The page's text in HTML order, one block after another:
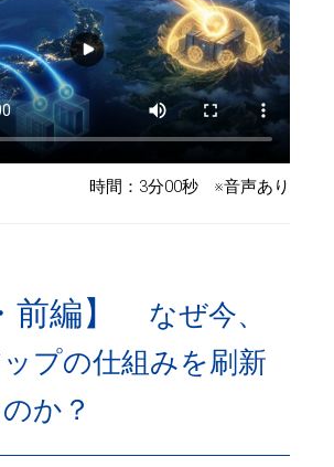
時間：3分00秒 ※音声あり
前編】
なぜ今、
プの仕組みを刷新
か？